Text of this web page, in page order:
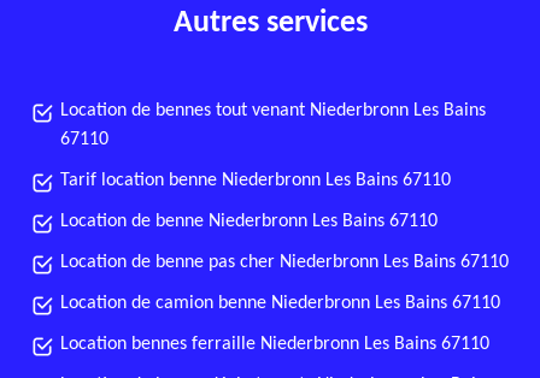
Autres services
Location de bennes tout venant Niederbronn Les Bains
67110
Tarif location benne Niederbronn Les Bains 67110
Location de benne Niederbronn Les Bains 67110
Location de benne pas cher Niederbronn Les Bains 67110
Location de camion benne Niederbronn Les Bains 67110
Location bennes ferraille Niederbronn Les Bains 67110